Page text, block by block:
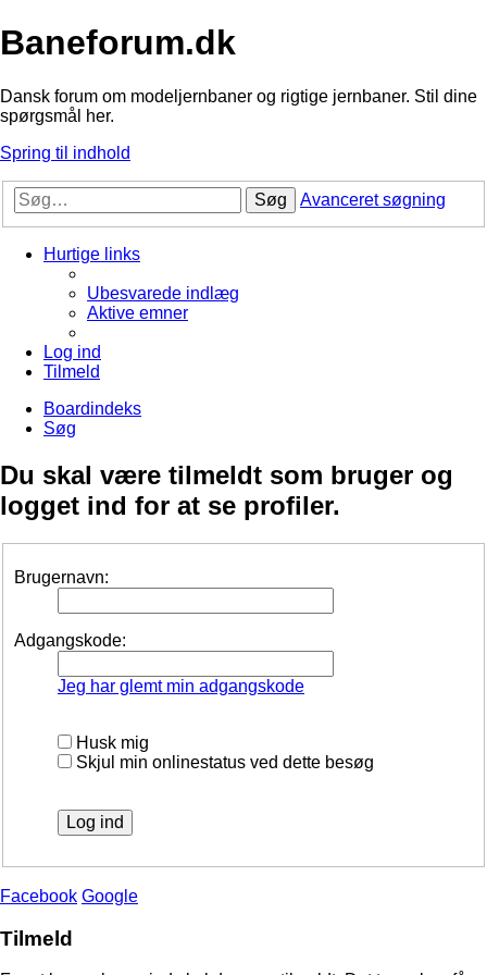
Baneforum.dk
Dansk forum om modeljernbaner og rigtige jernbaner. Stil dine
spørgsmål her.
Spring til indhold
Søg Avanceret søgning
Hurtige links
Ubesvarede indlæg
Aktive emner
Log ind
Tilmeld
Boardindeks
Søg
Du skal være tilmeldt som bruger og
logget ind for at se profiler.
Brugernavn:
Adgangskode:
Jeg har glemt min adgangskode
Husk mig
Skjul min onlinestatus ved dette besøg
Facebook Google
Tilmeld